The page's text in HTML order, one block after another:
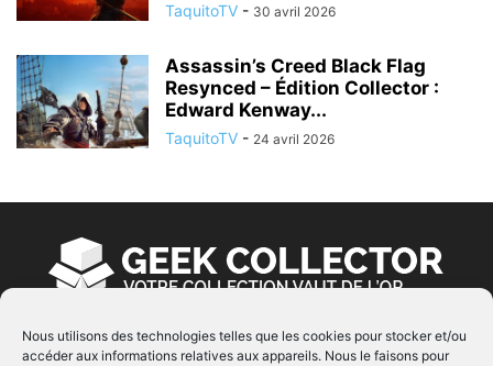
Nous utilisons des technologies telles que les cookies pour stocker et/ou
accéder aux informations relatives aux appareils. Nous le faisons pour
TaquitoTV - 30 avril 2026
Assassin’s Creed Black Flag
Resynced – Édition Collector :
Edward Kenway...
TaquitoTV - 24 avril 2026